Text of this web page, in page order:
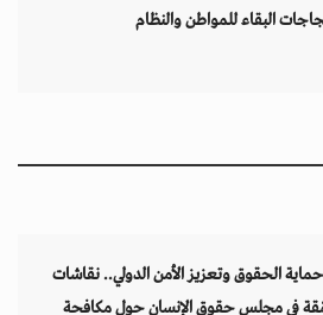
البقاء للمواطن والنظام
الحقوق وتعزيز الأمن الدولي.. نقاشات
في مجلس حقوق الإنسان حول مكافحة